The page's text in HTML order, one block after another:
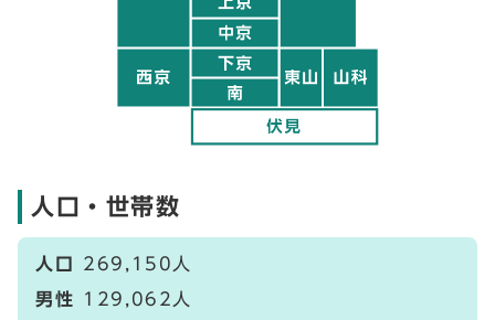
人口・世帯数
人口
269,150人
男性
129,062人